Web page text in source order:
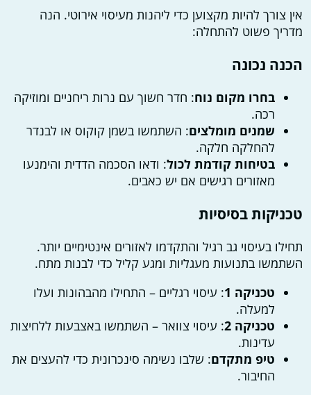
אין צורך להיות מקצוען כדי ליהנות מעיסוי אירוטי. הנה
מדריך פשוט להתחלה:
הכנה נכונה
בחרו מקום נוח: חדר חשוך עם נרות ריחניים ומוזיקה
רכה.
שמנים מומלצים: השתמשו בשמן קוקוס או לבנדר
להחלקה חלקה.
בטיחות קודמת לכול: ודאו הסכמה הדדית והימנעו
מאזורים רגישים אם יש כאבים.
טכניקות בסיסיות
תחילו בעיסוי גב רגיל והתקדמו לאזורים אינטימיים יותר.
השתמשו בתנועות מעגליות ומגע קליל כדי לבנות מתח.
טכניקה 1
: עיסוי רגליים – התחילו מהבהונות ועלו
למעלה.
טכניקה 2
: עיסוי צוואר – השתמשו באצבעות ללחיצות
עדינות.
טיפ מתקדם: שלבו נשימה סינכרונית כדי להעצים את
החיבור.